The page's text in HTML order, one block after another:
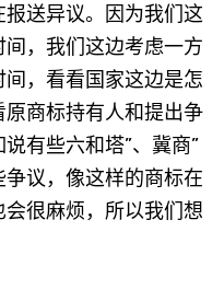
送异议。因为我们这
，我们这边考虑一方
，看看国家这边是怎
商标持有人和提出争
有些六和塔”、冀商”
议，像这样的商标在
很麻烦，所以我们想